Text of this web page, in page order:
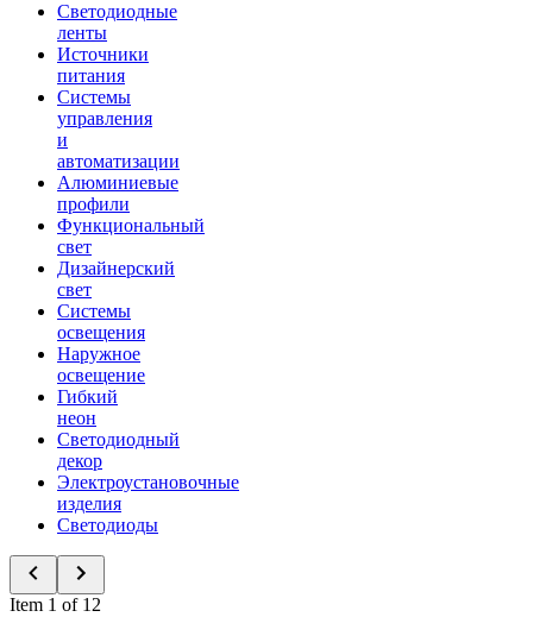
Светодиодные
ленты
Источники
питания
Системы
управления
и
автоматизации
Алюминиевые
профили
Функциональный
свет
Дизайнерский
свет
Системы
освещения
Наружное
освещение
Гибкий
неон
Светодиодный
декор
Электроустановочные
изделия
Светодиоды
Item 1 of 12